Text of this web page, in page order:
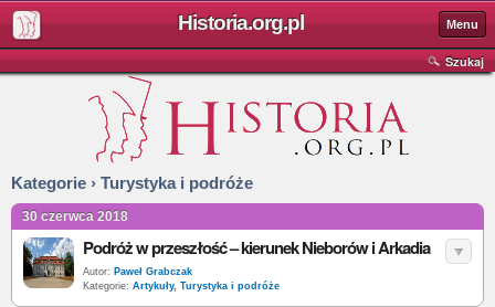
Historia.org.pl Menu
Szukaj
Kategorie › Turystyka i podróże
30 czerwca 2018
Podróż w przeszłość – kierunek Nieborów i Arkadia
Autor: Paweł Grabczak
Kategorie: Artykuły, Turystyka i podróże